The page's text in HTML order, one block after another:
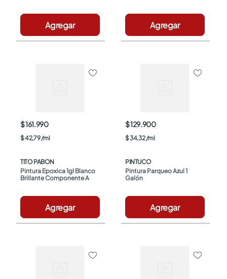
Agregar Agregar
$ 161.990
$42,79/ml
TITO PABON
Pintura Epoxica 1gl Blanco
Brillante Componente A
Agregar
$ 129.900
$34,32/ml
PINTUCO
Pintura Parqueo Azul 1
Galón
Agregar